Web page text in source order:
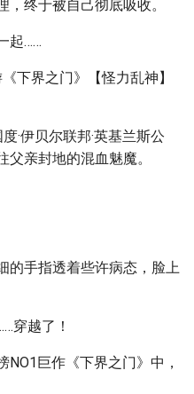
终于被自己彻底吸收。
起……
下界之门》【怪力乱神】
·伊贝尔联邦·英基兰斯公
亲封地的混血魅魔。
的手指透着些许病态，脸上
穿越了！
巨作《下界之门》中，